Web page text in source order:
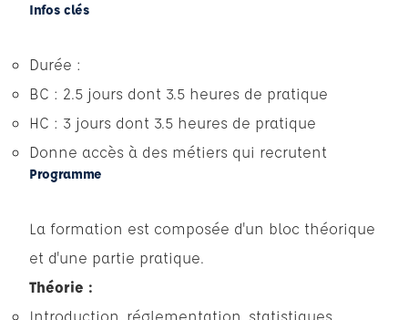
Infos clés
Durée :
BC : 2.5 jours dont 3.5 heures de pratique
HC : 3 jours dont 3.5 heures de pratique
Donne accès à des métiers qui recrutent
Programme
La formation est composée d'un bloc théorique
et d'une partie pratique.
Théorie :
Introduction, réglementation, statistiques,